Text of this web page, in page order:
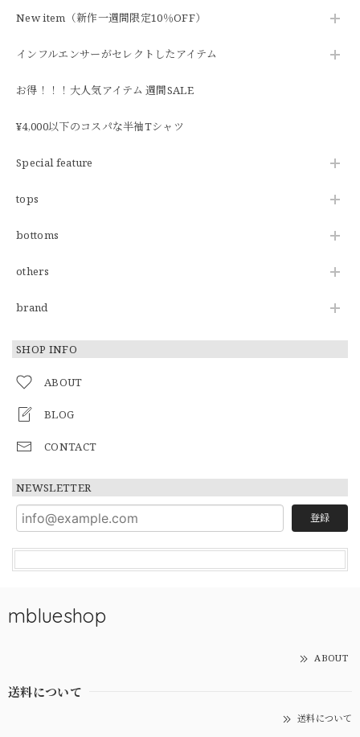
New item（新作一週間限定10％OFF）
インフルエンサーがセレクトしたアイテム
お得！！！大人気アイテム 週間SALE
¥4,000以下のコスパな半袖Tシャツ
Special feature
tops
bottoms
others
brand
SHOP INFO
ABOUT
BLOG
CONTACT
NEWSLETTER
登録
mblueshop
ABOUT
送料について
送料について